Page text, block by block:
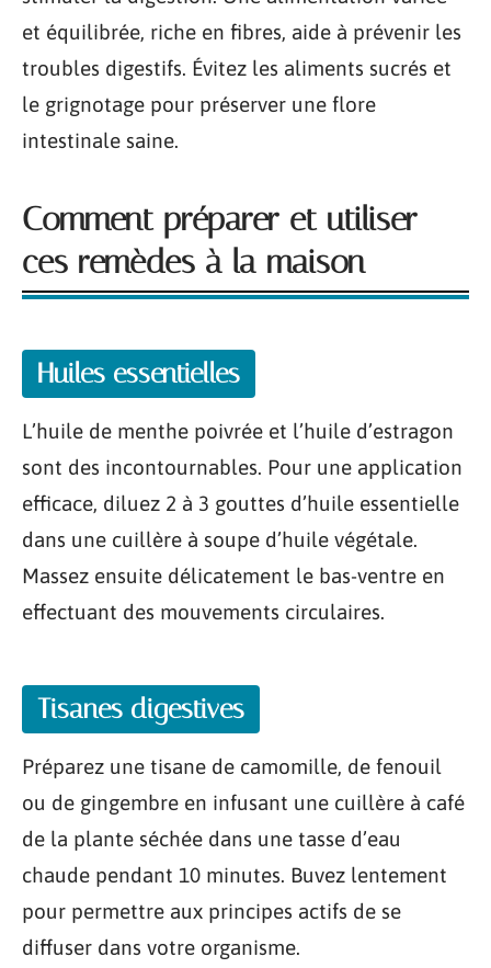
et équilibrée, riche en fibres, aide à prévenir les
troubles digestifs. Évitez les aliments sucrés et
le grignotage pour préserver une flore
intestinale saine.
Comment préparer et utiliser
ces remèdes à la maison
Huiles essentielles
L’huile de menthe poivrée et l’huile d’estragon
sont des incontournables. Pour une application
efficace, diluez 2 à 3 gouttes d’huile essentielle
dans une cuillère à soupe d’huile végétale.
Massez ensuite délicatement le bas-ventre en
effectuant des mouvements circulaires.
Tisanes digestives
Préparez une tisane de camomille, de fenouil
ou de gingembre en infusant une cuillère à café
de la plante séchée dans une tasse d’eau
chaude pendant 10 minutes. Buvez lentement
pour permettre aux principes actifs de se
diffuser dans votre organisme.